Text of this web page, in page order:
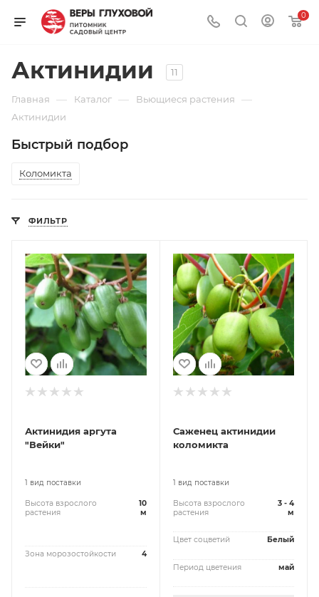
0
Актинидии 11
Главная — Каталог — Вьющиеся растения —
Актинидии
Быстрый подбор
Коломикта
ФИЛЬТР
Актинидия аргута
"Вейки"
1 вид поставки
Высота взрослого
растения
10
м
Зона морозостойкости 4
Саженец актинидии
коломикта
1 вид поставки
Высота взрослого
растения
3 - 4
м
Цвет соцветий Белый
Период цветения май